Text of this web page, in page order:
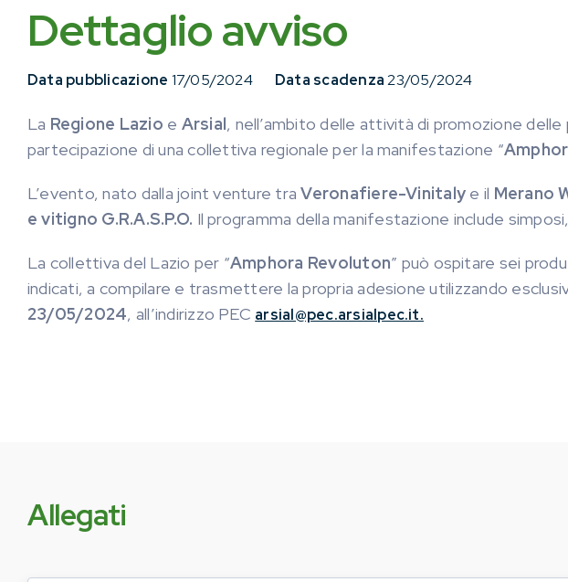
Dettaglio avviso
Data pubblicazione 17/05/2024 Data scadenza23/05/2024
La Regione Lazio e Arsial, nell’ambito delle attività di promozione
partecipazione di una collettiva regionale per la manifestazione “
L’evento, nato dalla joint venture traVeronafiere-Vinitaly e il Merano
e vitigno G.R.A.S.P.O. Il programma della manifestazione include
La collettiva del Lazio per “Amphora Revoluton” può ospitare sei
indicati, a compilare e trasmettere la propria adesione utilizzando
23/05/2024, all’indirizzo PEC arsial@pec.arsialpec.it.
Allegati